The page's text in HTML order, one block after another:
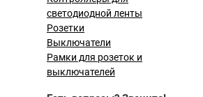
светодиодной ленты
Розетки
Выключатели
Рамки для розеток и
выключателей